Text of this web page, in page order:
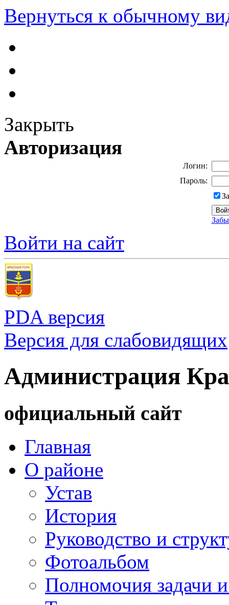
Вернуться к обычному
Закрыть
Авторизация
Логин:
Пароль:
Войти на сайт
PDA версия
Версия для слабовидящих
Администрация
официальный сайт
Главная
О районе
Устав
История
Руководство и
Фотоальбом
Полномочия задачи